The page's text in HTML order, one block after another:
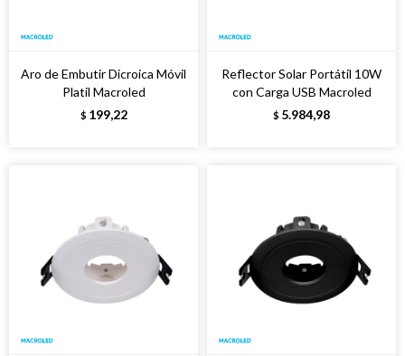
Aro de Embutir Dicroica Móvil
Platil Macroled
$ 199,22
Reflector Solar Portátil 10W
con Carga USB Macroled
$ 5.984,98